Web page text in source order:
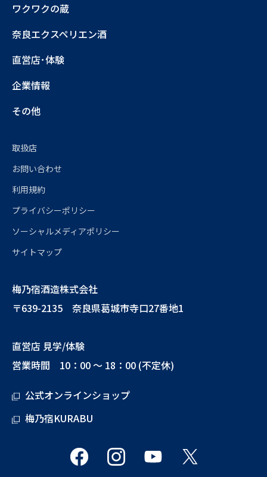
ワクワクの蔵
奈良エクスペリエン酒
直営店･体験
企業情報
その他
取扱店
お問い合わせ
利用規約
プライバシーポリシー
ソーシャルメディアポリシー
サイトマップ
梅乃宿酒造株式会社
〒639-2135 奈良県葛城市寺口27番地1
直営店 見学/体験
営業時間 10：00 ～ 18：00 (不定休)
公式オンラインショップ
梅乃宿KURABU